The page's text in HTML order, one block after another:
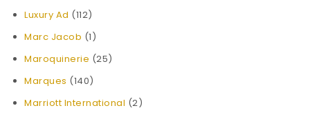
Luxury Ad (112)
Marc Jacob (1)
Maroquinerie (25)
Marques (140)
Marriott International (2)